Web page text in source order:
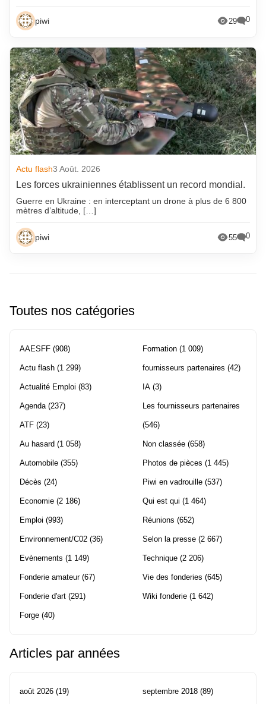
piwi 29 0
Actu flash3 Août. 2026
Les forces ukrainiennes établissent un record mondial.
Guerre en Ukraine : en interceptant un drone à plus de 6 800
mètres d’altitude, […]
piwi 55 0
Toutes nos catégories
AAESFF (908)
Actu flash (1 299)
Actualité Emploi (83)
Agenda(237)
ATF (23)
Au hasard (1 058)
Automobile (355)
Décès (24)
Economie (2 186)
Emploi (993)
Environnement/C02 (36)
Evènements (1 149)
Fonderie amateur(67)
Fonderie d'art (291)
Forge (40)
Formation (1 009)
fournisseurs partenaires (42)
IA (3)
Les fournisseurs partenaires
(546)
Non classée (658)
Photos de pièces (1 445)
Piwi en vadrouille (537)
Qui est qui (1 464)
Réunions (652)
Selon la presse (2 667)
Technique (2 206)
Vie des fonderies (645)
Wiki fonderie (1 642)
Articles par années
août 2026 (19) septembre 2018 (89)